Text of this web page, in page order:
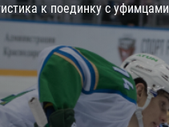
Трактор
Дивизион Чернышева
Авангард
Адмирал
КХЛ
к поединку с уфимцами